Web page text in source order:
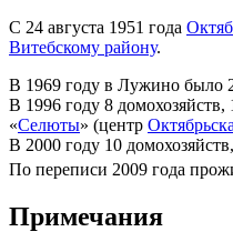
С 24 августа 1951 года
Витебскому району.
В 1969 году в Лужино было
В 1996 году 8 домохозяйств,
«Селюты» (центр
В 2000 году 10
По переписи 2009 года
Примечания